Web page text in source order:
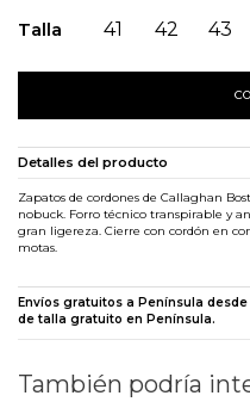
Talla 41 42 43
Detalles del producto
Zapatos de cordones de Callaghan
nobuck. Forro técnico transpirable y
gran ligereza. Cierre con cordón en
motas.
Envíos gratuitos a Península
de talla gratuito en Península.
También podría